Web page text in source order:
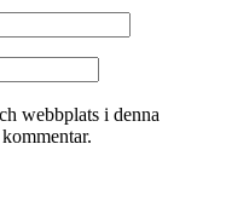
webbplats i denna